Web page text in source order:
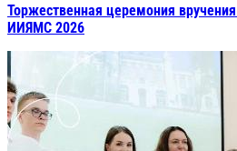
Торжественная церемония
ИИЯМС 2026